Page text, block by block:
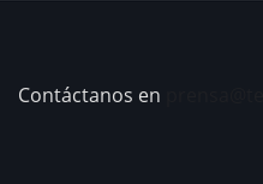
Contáctanos en